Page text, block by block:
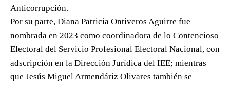
Anticorrupción.
Por su parte, Diana Patricia Ontiveros Aguirre fue
nombrada en 2023 como coordinadora de lo Contencioso
Electoral del Servicio Profesional Electoral Nacional, con
adscripción en la Dirección Jurídica del IEE; mientras
que Jesús Miguel Armendáriz Olivares también se